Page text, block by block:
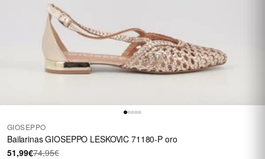
GIOSEPPO
Bailarinas GIOSEPPO LESKOVIC 71180-P oro
51,99€74,95€